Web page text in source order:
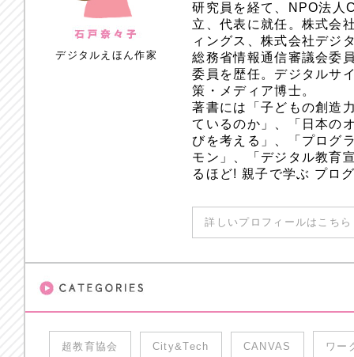
デジタルえほん作家
研究員を経て、NPO法人
立、代表に就任。株式会
ィングス、株式会社デジ
総務省情報通信審議会委
委員を歴任。デジタルサ
策・メディア博士。
著書には「子どもの創造
ているのか」、「日本の
びを考える」、「プログ
モン」、「デジタル教育
るほど! 親子で学ぶ プロ
詳しいプロフィールはこち
超教育協会 City&Tech CANVAS ワー